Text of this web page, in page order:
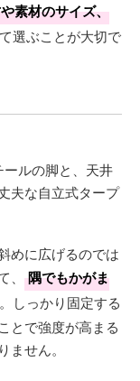
素材のサイズ、
選ぶことが大切で
ルの脚と、天井
夫な自立式タープ
めに広げるのでは
隅でもかがま
しっかり固定する
とで強度が高まる
せん。